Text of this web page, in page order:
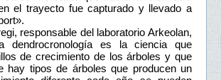
el trayecto fue capturado y llevado a
responsable del laboratorio Arkeolan,
dendrocronología es la ciencia que
de crecimiento de los árboles y que
hay tipos de árboles que producen un